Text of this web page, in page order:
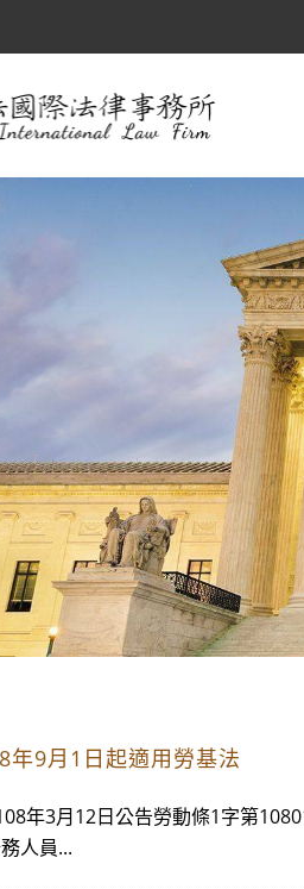
年9月1日起適用勞基法
年3月12日公告勞動條1字第
人員...